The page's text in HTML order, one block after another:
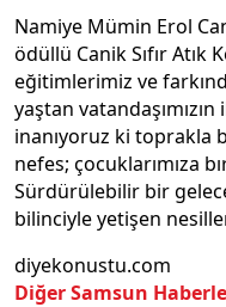
Namiye Mümin Erol
ödüllü Canik Sıfır Atık
eğitimlerimiz ve
yaştan
inanıyoruz ki toprakla
nefes; çocuklarımıza
Sürdürülebilir bir
bilinciyle yetişen
diyekonustu.com
Diğer Samsun